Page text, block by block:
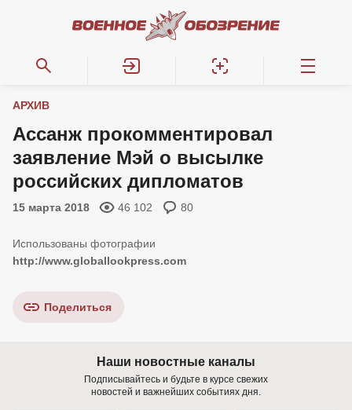
АРХИВ
Ассанж прокомментировал
заявление Мэй о высылке
российских дипломатов
15 марта 2018 46 102 80
http://www.globallookpress.com
Поделиться
Наши новостные каналы
Подписывайтесь и будьте в курсе свежих
новостей и важнейших событиях дня.